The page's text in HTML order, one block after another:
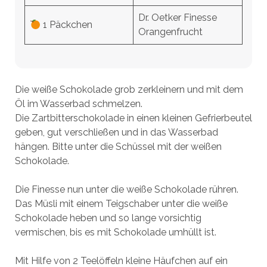
1 Päckchen
Dr. Oetker Finesse
Orangenfrucht
Die weiße Schokolade grob zerkleinern und mit dem
Öl im Wasserbad schmelzen.
Die Zartbitterschokolade in einen kleinen Gefrierbeutel
geben, gut verschließen und in das Wasserbad
hängen. Bitte unter die Schüssel mit der weißen
Schokolade.
Die Finesse nun unter die weiße Schokolade rühren.
Das Müsli mit einem Teigschaber unter die weiße
Schokolade heben und so lange vorsichtig
vermischen, bis es mit Schokolade umhüllt ist.
Mit Hilfe von 2 Teelöffeln kleine Häufchen auf ein